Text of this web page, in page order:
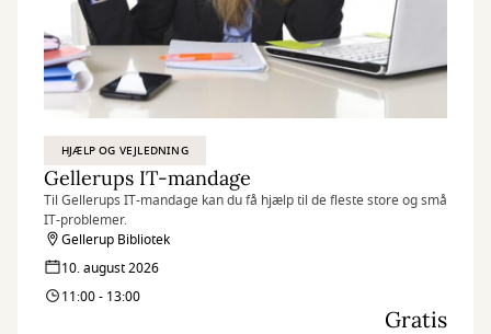
HJÆLP OG VEJLEDNING
Gellerups IT-mandage
Til Gellerups IT-mandage kan du få hjælp til de fleste store og små
IT-problemer.
Gellerup Bibliotek
10. august 2026
11:00 - 13:00
Gratis